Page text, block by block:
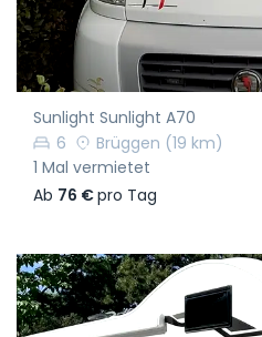
Sunlight Sunlight A70
6
Brüggen (19 km)
1 Mal vermietet
Ab 76 €pro Tag